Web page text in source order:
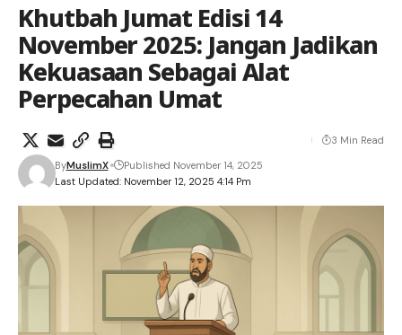
Khutbah Jumat Edisi 14
November 2025: Jangan Jadikan
Kekuasaan Sebagai Alat
Perpecahan Umat
Last Updated: November 12, 2025 4:14 Pm
ByMuslimX Published November 14, 2025
3 Min Read